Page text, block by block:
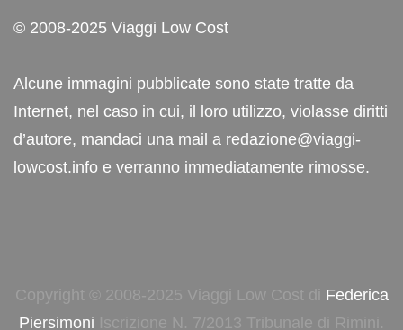
© 2008-2025 Viaggi Low Cost
Alcune immagini pubblicate sono state tratte da
Internet, nel caso in cui, il loro utilizzo, violasse diritti
d’autore, mandaci una mail a redazione@viaggi-
lowcost.info e verranno immediatamente rimosse.
Copyright © 2008-2025 Viaggi Low Cost di Federica
Piersimoni Iscrizione N. 7/2013 Tribunale di Rimini.